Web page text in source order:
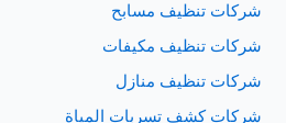
شركات تنظيف مسابح
شركات تنظيف مكيفات
شركات تنظيف منازل
شركات كشف تسربات المياة